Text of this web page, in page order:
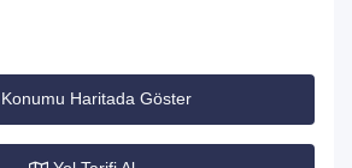
Konumu Haritada Göster